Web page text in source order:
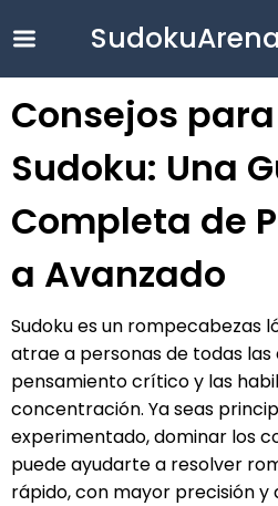
SudokuArena
Consejos
Sudoku: Una
Completa de
a Avanzado
Sudoku es un rompecabezas
atrae a personas de todas las
pensamiento crítico y las
concentración. Ya seas
experimentado, dominar los
puede ayudarte a resolver
rápido, con mayor precisión y